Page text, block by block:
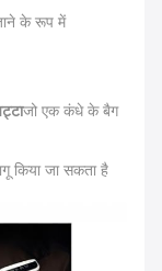
के रूप में
जो एक कंधे के बैग
किया जा सकता है